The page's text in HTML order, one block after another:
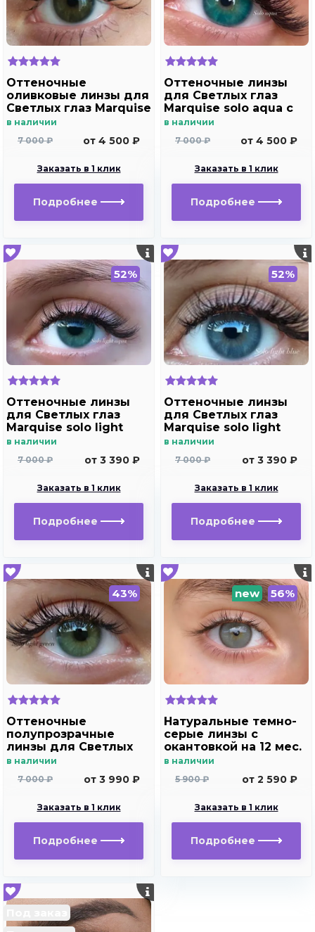
Оттеночные
оливковые линзы для
Светлых глаз Marquise
Solo Olive
в наличии
7 000 ₽
от 4 500 ₽
Заказать в 1 клик
Подробнее
Оттеночные линзы
для Светлых глаз
Marquise solo aqua с
отверстием под
дальнозоркости и
в наличии
7 000 ₽
от 4 500 ₽
Заказать в 1 клик
Подробнее
52%
Оттеночные линзы
для Светлых глаз
Marquise solo light
aqua для
близорукости
в наличии
7 000 ₽
от 3 390 ₽
Заказать в 1 клик
Подробнее
52%
Оттеночные линзы
для Светлых глаз
Marquise solo light
blue для
близорукости
в наличии
7 000 ₽
от 3 390 ₽
Заказать в 1 клик
Подробнее
43%
Оттеночные
полупрозрачные
линзы для Светлых
глаз Marquise solo
дальнозоркости и
в наличии
7 000 ₽
от 3 990 ₽
Заказать в 1 клик
Подробнее
new 56%
Натуральные темно-
серые линзы c
окантовкой на 12 мес.
Marquise essvase gray
в наличии
5 900 ₽
от 2 590 ₽
Заказать в 1 клик
Подробнее